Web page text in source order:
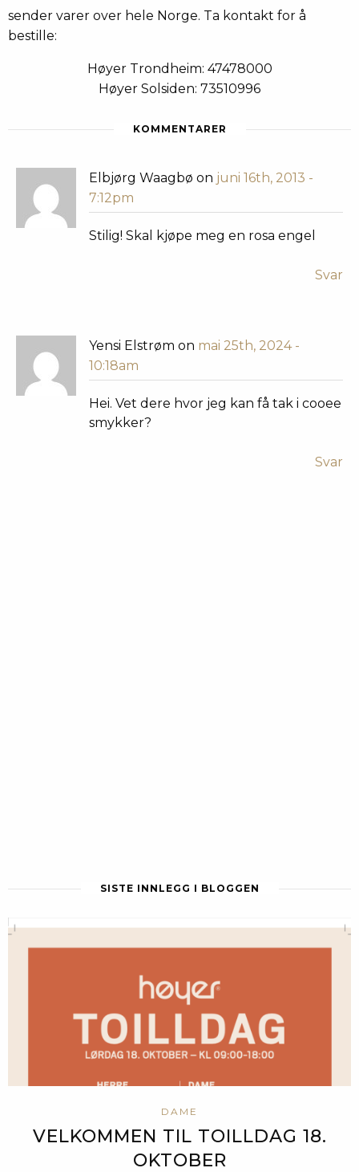
sender varer over hele Norge. Ta kontakt for å
bestille:
Høyer Trondheim: 47478000
Høyer Solsiden: 73510996
KOMMENTARER
Elbjørg Waagbø on juni 16th, 2013 -
7:12pm
Stilig! Skal kjøpe meg en rosa engel
Svar
Yensi Elstrøm on mai 25th, 2024 -
10:18am
Hei. Vet dere hvor jeg kan få tak i cooee
smykker?
Svar
SISTE INNLEGG I BLOGGEN
DAME
VELKOMMEN TIL TOILLDAG 18.
OKTOBER